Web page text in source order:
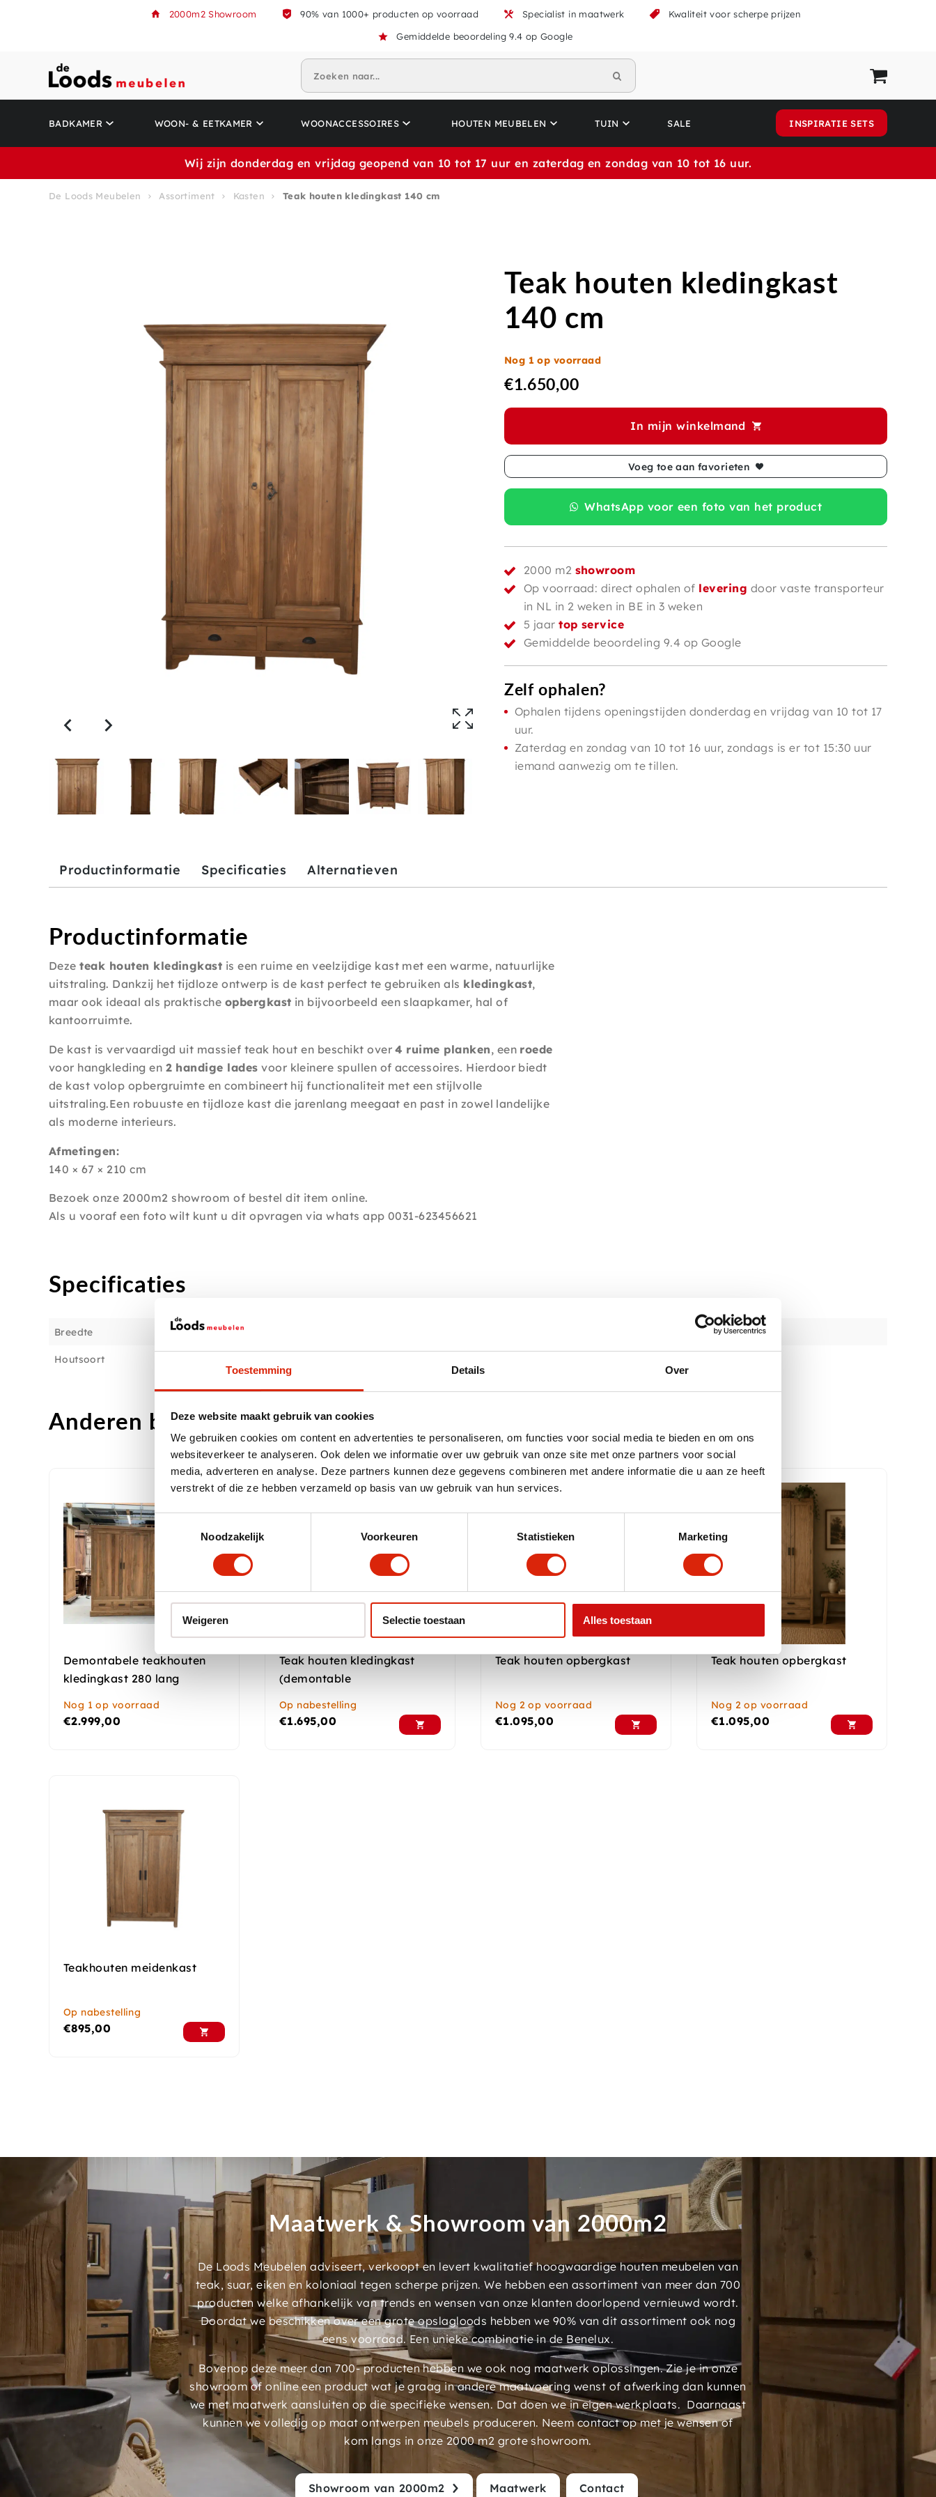
Toestemming Details Over
Deze website maakt gebruik van cookies
We gebruiken cookies om content en advertenties te personaliseren, om functies voor social media te bieden en om ons
websiteverkeer te analyseren. Ook delen we informatie over uw gebruik van onze site met onze partners voor social
media, adverteren en analyse. Deze partners kunnen deze gegevens combineren met andere informatie die u aan ze heeft
verstrekt of die ze hebben verzameld op basis van uw gebruik van hun services.
Toestemmingsselectie
Noodzakelijk
Voorkeuren Statistieken Marketing
Weigeren Selectie toestaan Alles toestaan
2000m2 Showroom 90% van 1000+ producten op voorraad Specialist in maatwerk
Kwaliteit voor scherpe prijzen
Gemiddelde beoordeling 9.4 op Google
Zoeken naar...
BADKAMER WOON- & EETKAMER WOONACCESSOIRES HOUTEN MEUBELEN TUIN SALE INSPIRATIE SETS
Wij zijn donderdag en vrijdag geopend van 10 tot 17 uur en zaterdag en zondag van 10 tot 16 uur.
De Loods Meubelen Assortiment Kasten Teak houten kledingkast 140 cm
Teak houten kledingkast
140 cm
Nog 1 op voorraad
€1.650,00
In mijn winkelmand
Voeg toe aan favorieten
WhatsApp voor een foto van het product
2000 m2 showroom
Op voorraad: direct ophalen of levering door vaste transporteur
in NL in 2 weken in BE in 3 weken
5 jaartop service
Gemiddelde beoordeling 9.4 op Google
Zelf ophalen?
Ophalen tijdens openingstijden donderdag en vrijdag van 10 tot 17
uur.
Zaterdag en zondag van 10 tot 16 uur, zondags is er tot 15:30 uur
iemand aanwezig om te tillen.
Productinformatie Specificaties Alternatieven
Productinformatie
Dezeteak houten kledingkast is een ruime en veelzijdige kast met een warme, natuurlijke
uitstraling. Dankzij het tijdloze ontwerp is de kast perfect te gebruiken als kledingkast,
maar ook ideaal als praktische opbergkast in bijvoorbeeld een slaapkamer, hal of
kantoorruimte.
De kast is vervaardigd uit massief teak hout en beschikt over4 ruime planken, een roede
voor hangkleding en 2 handige lades voor kleinere spullen of accessoires. Hierdoor biedt
de kast volop opbergruimte en combineert hij functionaliteit met een stijlvolle
uitstraling.Een robuuste en tijdloze kast die jarenlang meegaat en past in zowel landelijke
als moderne interieurs.
Afmetingen:
140 × 67 × 210 cm
Bezoek onze 2000m2 showroom of bestel dit item online.
Als u vooraf een foto wilt kunt u dit opvragen via whats app 0031-623456621
Specificaties
Breedte
Houtsoort
Anderen bekeken ook
Demontabele teakhouten
kledingkast 280 lang
Nog 1 op voorraad
€2.999,00
Teak houten kledingkast
(demontable
Op nabestelling
€1.695,00
Teak houten opbergkast
Nog 2 op voorraad
€1.095,00
Teak houten opbergkast
Nog 2 op voorraad
€1.095,00
Teakhouten meidenkast
Op nabestelling
€895,00
Maatwerk & Showroom van 2000m2
De Loods Meubelen adviseert, verkoopt en levert kwalitatief hoogwaardige houten meubelen van
teak, suar, eiken en koloniaal tegen scherpe prijzen. We hebben een assortiment van meer dan 700
producten welke afhankelijk van trends en wensen van onze klanten doorlopend vernieuwd wordt.
Doordat we beschikken over een grote opslagloods hebben we 90% van dit assortiment ook nog
eens voorraad. Een unieke combinatie in de Benelux.
Bovenop deze meer dan 700- producten hebben we ook nog maatwerk oplossingen. Zie je in onze
showroom of online een product wat je graag in andere maatvoering wenst of afwerking dan kunnen
we met maatwerk aansluiten op die specifieke wensen. Dat doen we in eigen werkplaats. Daarnaast
kunnen we volledig op maat ontwerpen meubels produceren. Neem contact op met je wensen of
kom langs in onze 2000 m2 grote showroom.
Showroom van 2000m2 Maatwerk Contact